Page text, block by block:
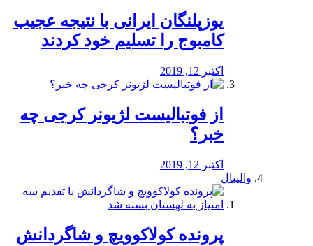
یوزپلنگان ایرانی با نتیجه عجیب
کامبوج را تسلیم خود کردند
اکتبر 12, 2019
از فوتبالیست لژیونر کرجی چه
خبر؟
اکتبر 12, 2019
والیبال
پرونده کولاکوویچ و شاگردانش